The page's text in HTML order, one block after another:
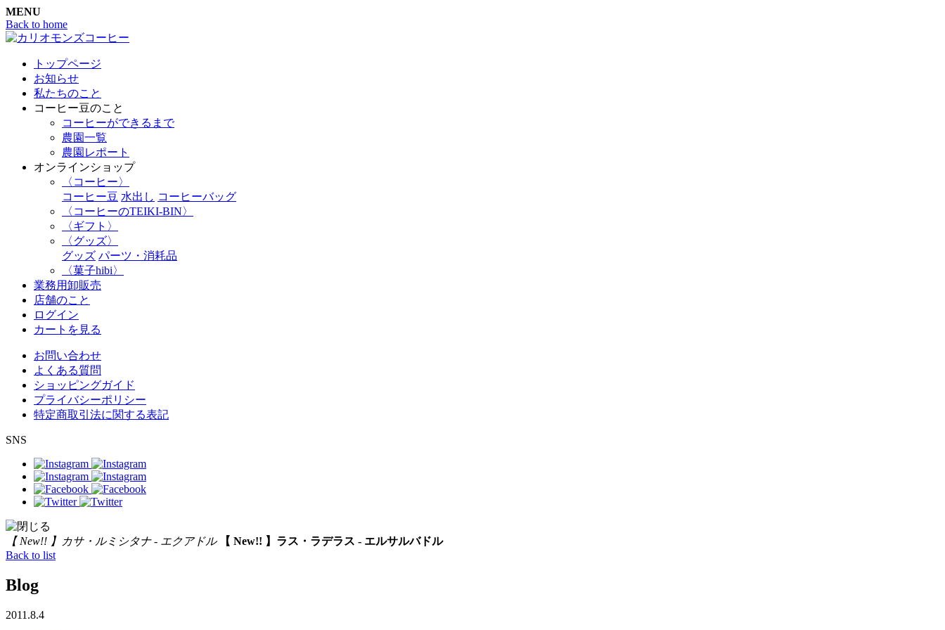
MENU
Back to home
トップページ
お知らせ
私たちのこと
コーヒー豆のこと
コーヒーができるまで
農園一覧
農園レポート
オンラインショップ
〈コーヒー〉
コーヒー豆 水出し コーヒーバッグ
〈コーヒーのTEIKI-BIN〉
〈ギフト〉
〈グッズ〉
グッズ パーツ・消耗品
〈菓子hibi〉
業務用卸販売
店舗のこと
ログイン
カートを見る
お問い合わせ
よくある質問
ショッピングガイド
プライバシーポリシー
特定商取引法に関する表記
SNS
【 New!! 】カサ・ルミシタナ - エクアドル
【 New!! 】ラス・ラデラス - エルサルバドル
Back to list
Blog
2011.8.4